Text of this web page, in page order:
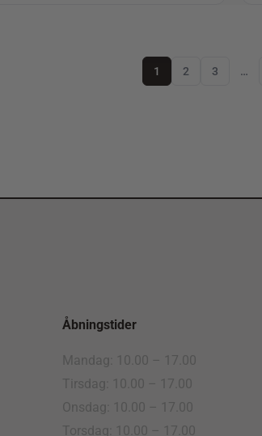
1 2 3 …
Åbningstider
Mandag: 10.00 – 17.00
Tirsdag: 10.00 – 17.00
Onsdag: 10.00 – 17.00
Torsdag: 10.00 – 17.00